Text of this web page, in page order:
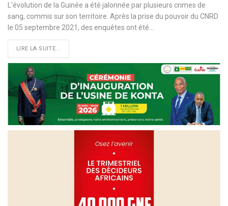
L'évolution de la Guinée a été jalonnée par plusieurs crimes de
sang, commis sur son territoire. Après la prise du pouvoir du CNRD
le 05 septembre 2021, des enquêtes ont été…
LIRE LA SUITE...